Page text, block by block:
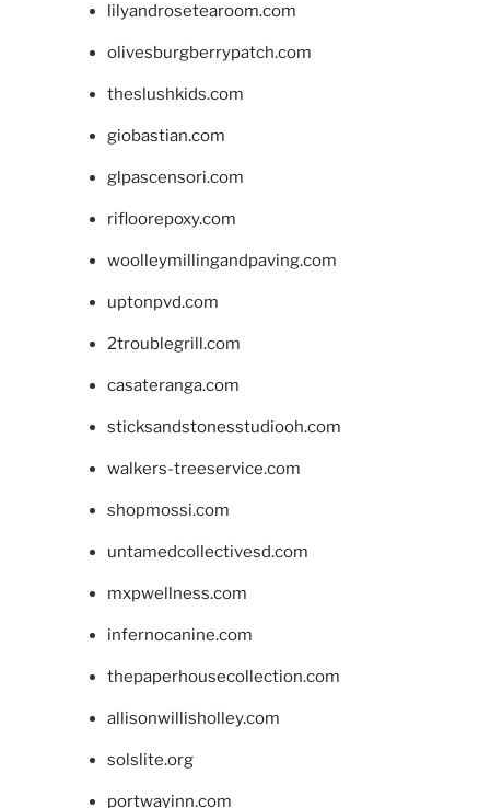
lilyandrosetearoom.com
olivesburgberrypatch.com
theslushkids.com
giobastian.com
glpascensori.com
rifloorepoxy.com
woolleymillingandpaving.com
uptonpvd.com
2troublegrill.com
casateranga.com
sticksandstonesstudiooh.com
walkers-treeservice.com
shopmossi.com
untamedcollectivesd.com
mxpwellness.com
infernocanine.com
thepaperhousecollection.com
allisonwillisholley.com
solslite.org
portwayinn.com